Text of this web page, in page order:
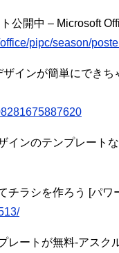
公開中 – Microsoft
pipc/season/
インが簡単にでき
インのテンプレート
チラシを作ろう [パ
レートが無料-アスク